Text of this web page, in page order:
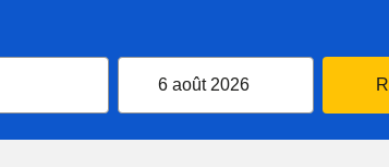
6 août 2026Ouvrir le